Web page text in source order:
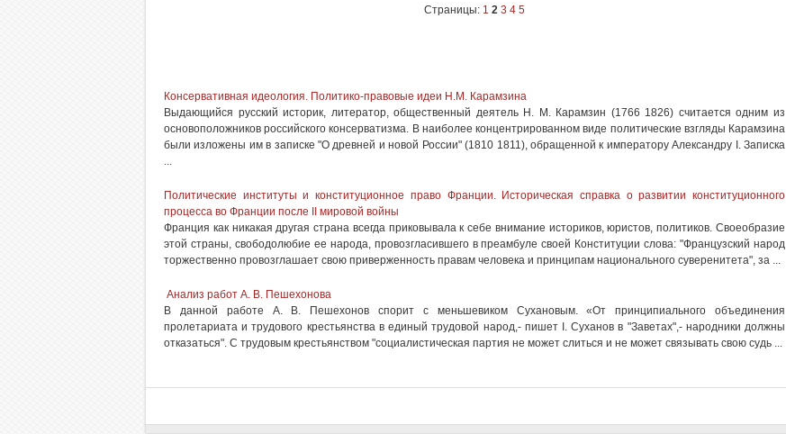
Страницы: 1 2 3 4 5
Консервативная идеология. Политико-правовые идеи Н.М. Карамзина
Выдающийся русский историк, литератор, общественный деятель Н. М. Карамзин (1766 1826) считается одним из
основоположников российского консерватизма. В наиболее концентрированном виде политические взгляды Карамзина
были изложены им в записке "О древней и новой России" (1810 1811), обращенной к императору Александру I. Записка
...
Политические институты и конституционное право Франции. Историческая справка о развитии конституционного
процесса во Франции после II мировой войны
Франция как никакая другая страна всегда приковывала к себе внимание историков, юристов, политиков. Своеобразие
этой страны, свободолюбие ее народа, провозгласившего в преамбуле своей Конституции слова: "Французский народ
торжественно провозглашает свою приверженность правам человека и принципам национального суверенитета", за ...
Анализ работ А. В. Пешехонова
В данной работе А. В. Пешехонов спорит с меньшевиком Сухановым. «От принципиального объединения
пролетариата и трудового крестьянства в единый трудовой народ,- пишет I. Суханов в "Заветах",- народники должны
отказаться". С трудовым крестьянством "социалистическая партия не может слиться и не может связывать свою судь ...